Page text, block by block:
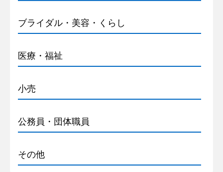
ブライダル・美容・くらし
医療・福祉
小売
公務員・団体職員
その他